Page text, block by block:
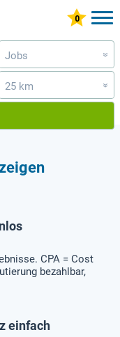
Jobs »
25 km »
CPA = Cost
bezahlbar,
einfach